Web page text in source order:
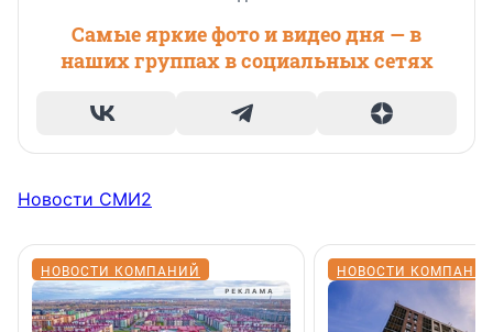
Самые яркие фото и видео дня — в
наших группах в социальных сетях
Новости СМИ2
НОВОСТИ КОМПАНИЙ НОВОСТИ